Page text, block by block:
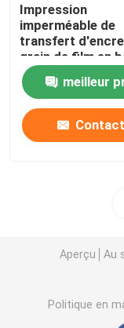
Autocollant
Impression
imperméable de
transfert
grain de film en
décoratif de PVC
meilleur
Contact
Aperçu Au
Politique en